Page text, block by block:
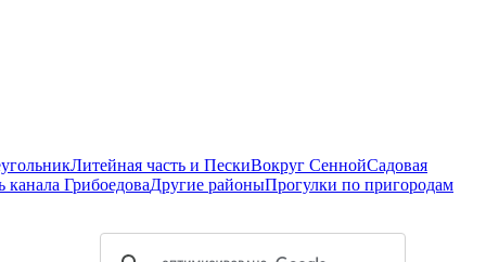
Литейная часть и ПескиВокруг СеннойСадовая
канала ГрибоедоваДругие районыПрогулки по пригородам